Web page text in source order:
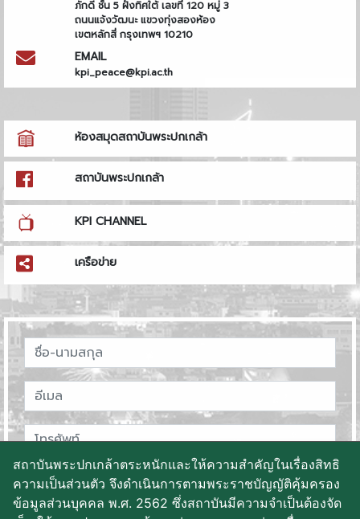
ภักดี ชั้น 5 ฝั่งทิศใต้ เลขที่ 120 หมู่ 3
ถนนแจ้งวัฒนะ แขวงทุ่งสองห้อง
เขตหลักสี่ กรุงเทพฯ 10210
EMAIL
kpi_peace@kpi.ac.th
ห้องสมุดสถาบันพระปกเกล้า
สถาบันพระปกเกล้า
KPI CHANNEL
เครือข่าย
สถาบันพระปกเกล้าตระหนักและให้ความสำคัญในเรื่องสิทธิ
ความเป็นส่วนตัว จึงดำเนินการตามพระราชบัญญัติคุ้มครอง
ข้อมูลส่วนบุคคล พ.ศ. 2562 ซึ่งสถาบันมีความจำเป็นต้องจัด